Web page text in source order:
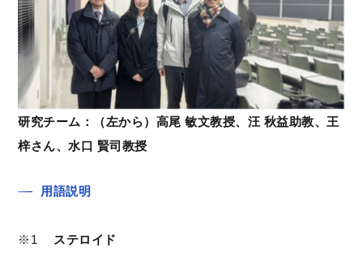
研究チーム：（左から）高尾 敏文教授、汪 秋益助教、王
梓さん、水口 賢司教授
用語説明
※1 ステロイド